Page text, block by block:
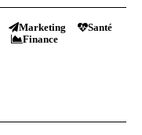
Marketing
Santé
Finance